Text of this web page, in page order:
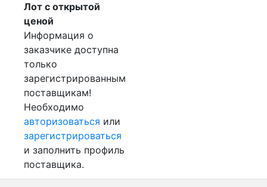
Лот с открытой
ценой
Информация о
заказчике доступна
только
зарегистрированным
поставщикам!
Необходимо
авторизоваться или
зарегистрироваться
и заполнить профиль
поставщика.